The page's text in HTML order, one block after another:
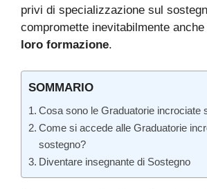
privi di specializzazione sul
compromette inevitabilmente anche
loro formazione.
SOMMARIO
Cosa sono le Graduatorie incrociate
Come si accede alle Graduatorie
sostegno?
Diventare insegnante di Sostegno